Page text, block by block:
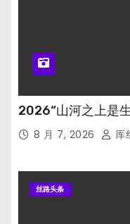
2026“山河之上是
8 月 7, 2026 厍
丝路头条